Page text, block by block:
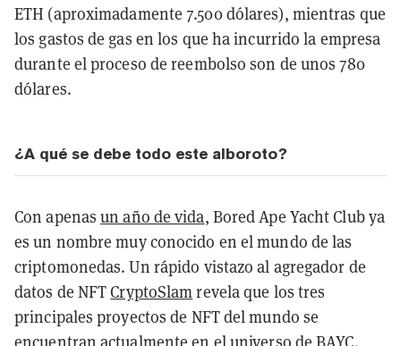
ETH (aproximadamente 7.500 dólares), mientras que
los gastos de gas en los que ha incurrido la empresa
durante el proceso de reembolso son de unos 780
dólares.
¿A qué se debe todo este alboroto?
Con apenasun año de vida, Bored Ape Yacht Club ya
es un nombre muy conocido en el mundo de las
criptomonedas. Un rápido vistazo al agregador de
datos de NFTCryptoSlamrevela que los tres
principales proyectos de NFT del mundo se